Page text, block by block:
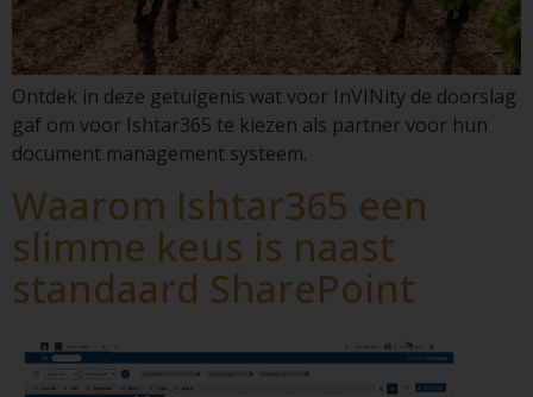
Ontdek in deze getuigenis wat voor InVINity de doorslag
gaf om voor Ishtar365 te kiezen als partner voor hun
document management systeem.
Waarom Ishtar365 een
slimme keus is naast
standaard SharePoint